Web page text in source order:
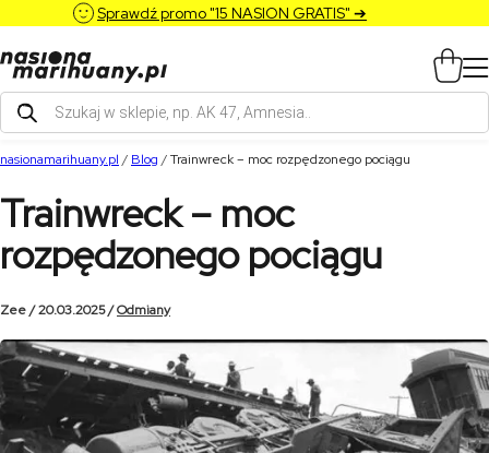
Sprawdź promo "15 NASION GRATIS" ➔
Wyszukiwarka
produktów
nasionamarihuany.pl / Blog /Trainwreck – moc rozpędzonego pociągu
Trainwreck – moc
rozpędzonego pociągu
Zee / 20.03.2025 /Odmiany